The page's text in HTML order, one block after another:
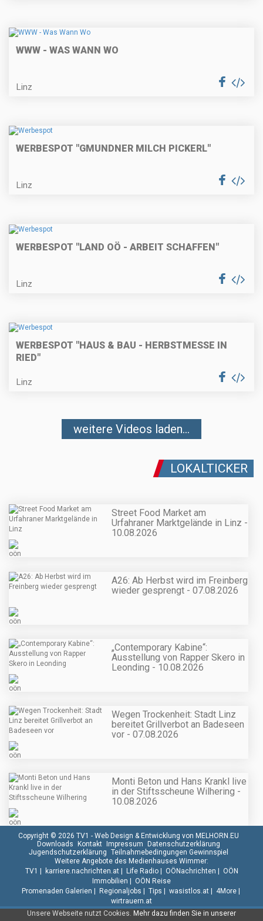
WWW - WAS WANN WO
Linz
WERBESPOT "GMUNDNER MILCH PICKERL"
Linz
WERBESPOT "LAND OÖ - ARBEIT SCHAFFEN"
Linz
WERBESPOT "HAUS & BAU - HERBSTMESSE IN
RIED"
Linz
weitere Videos laden...
LOKALTICKER
Street Food Market am
Urfahraner Marktgelände in Linz -
10.08.2026
A26: Ab Herbst wird im Freinberg
wieder gesprengt - 07.08.2026
„Contemporary Kabine“:
Ausstellung von Rapper Skero in
Leonding - 10.08.2026
Wegen Trockenheit: Stadt Linz
bereitet Grillverbot an Badeseen
vor - 07.08.2026
Monti Beton und Hans Krankl live
in der Stiftsscheune Wilhering -
10.08.2026
Unsere Webseite nutzt Cookies. Mehr dazu finden Sie in unserer
Copyright © 2026 TV1 - Web Design & Entwicklung von MELHORN.EU
Downloads
Kontakt Impressum
Datenschutzerklärung
Jugendschutzerklärung Teilnahmebedingungen Gewinnspiel
Weitere Angebote des Medienhauses Wimmer:
TV1
karriere.nachrichten.at| Life Radio| OÖNachrichten
OÖN
Immobilien
OÖN Reise
Promenaden Galerien
Regionaljobs Tips wasistlos.at| 4More|
wirtrauern.at